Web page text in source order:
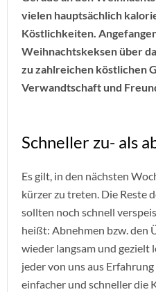
vielen hauptsächlich
Köstlichkeiten.
Weihnachtskeksen über
zu zahlreichen köstlichen
Verwandtschaft und
Schneller zu- als
Es gilt, in den nächsten
kürzer zu treten. Die Reste
sollten noch schnell
heißt: Abnehmen bzw. den
wieder langsam und gezielt
jeder von uns aus
einfacher und schneller die